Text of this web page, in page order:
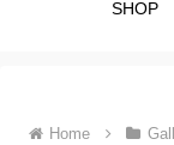
SHOP
Home